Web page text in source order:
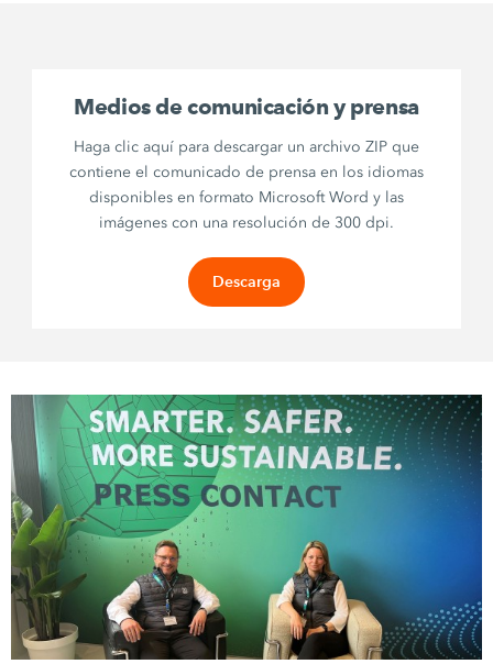
Medios de comunicación y prensa
Haga clic aquí para descargar un archivo ZIP que
contiene el comunicado de prensa en los idiomas
disponibles en formato Microsoft Word y las
imágenes con una resolución de 300 dpi.
Descarga